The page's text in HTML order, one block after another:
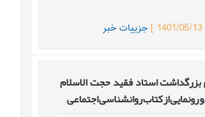
1401/05/
] جزییات خبر
استاد فقید حجت الاسلام
رونمایی از کتاب روانشناسی اجتماعی